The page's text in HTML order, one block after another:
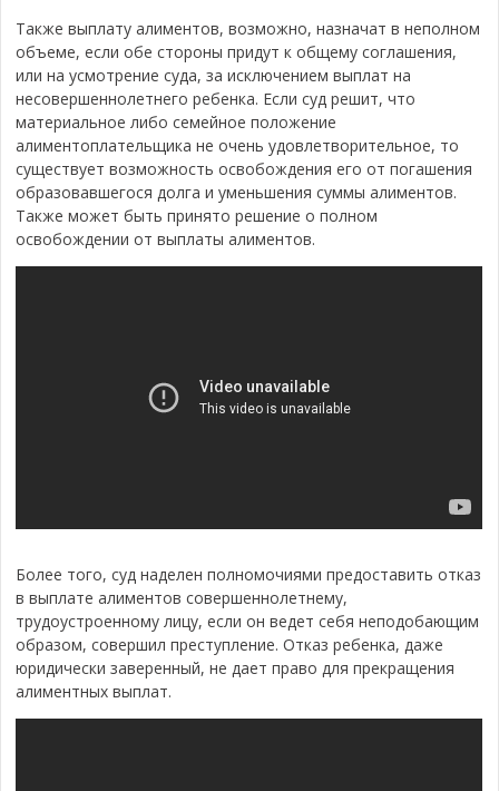
Также выплату алиментов, возможно, назначат в неполном
объеме, если обе стороны придут к общему соглашения,
или на усмотрение суда, за исключением выплат на
несовершеннолетнего ребенка. Если суд решит, что
материальное либо семейное положение
алиментоплательщика не очень удовлетворительное, то
существует возможность освобождения его от погашения
образовавшегося долга и уменьшения суммы алиментов.
Также может быть принято решение о полном
освобождении от выплаты алиментов.
Более того, суд наделен полномочиями предоставить отказ
в выплате алиментов совершеннолетнему,
трудоустроенному лицу, если он ведет себя неподобающим
образом, совершил преступление. Отказ ребенка, даже
юридически заверенный, не дает право для прекращения
алиментных выплат.